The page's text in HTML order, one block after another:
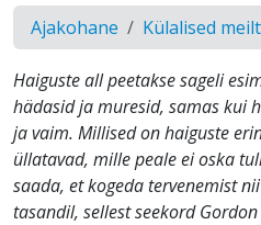
Ajakohane Külalised
Haiguste all peetakse sageli
hädasid ja muresid, samas kui
ja vaim. Millised on haiguste
üllatavad, mille peale ei oska
saada, et kogeda tervenemist
tasandil, sellest seekord